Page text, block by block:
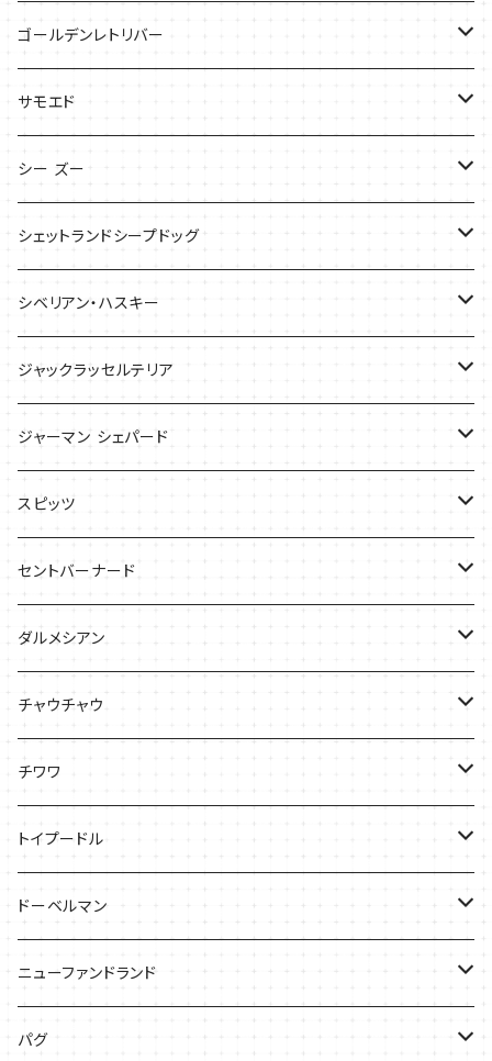
タオル
サンダル
バッグ
ケース
ケース
Tシャツ
Tシャツ
ゴールデンレトリバー
Tシャツ
バッグ
ケース
サモエド
Tシャツ
バッグ
シー ズー
Tシャツ
バッグ
ケース
シェットランドシープドッグ
バッグ
ケース
Tシャツ
シベリアン・ハスキー
Tシャツ
バッグ
ジャックラッセルテリア
バッグ
ケース
Tシャツ
ジャーマン シェパード
Ｔシャツ
バッグ
スピッツ
ケース
セントバーナード
Tシャツ
バッグ
ダルメシアン
Tシャツ
ケース
チャウチャウ
Tシャツ
バッグ
ケース
チワワ
Tシャツ
キャップ
バッグ
ケース
トイプードル
Tシャツ
バッグ
ケース
ドーベルマン
Tシャツ
バッグ
ニューファンドランド
Ｔシャツ
パグ